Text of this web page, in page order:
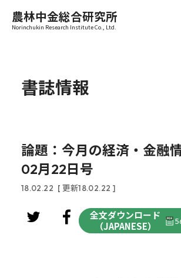
農林中金総合研究所
Norinchukin Research Institute Co., Ltd.
書誌情報
論題：今月の経済・金融
02月22日号
18.02.22 [ 更新18.02.22 ]
全文ダウンロード
（JAPANESE）